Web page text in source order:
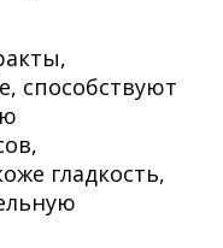
способствуют
гладкость,